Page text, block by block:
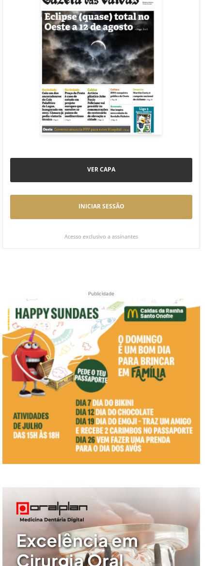
VER CAPA
INICIAR SESSÃO
Acesso exclusivo a assinantes
Publicidade